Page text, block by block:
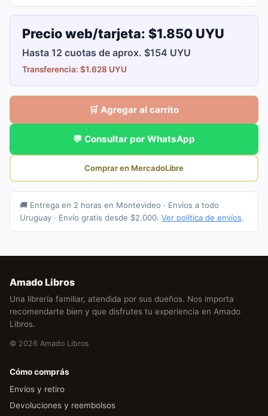
Precio web/tarjeta: $1.850 UYU
Hasta 12 cuotas de aprox. $154 UYU
Transferencia: $1.628 UYU
🛒 Agregar al carrito
💬 Consultar por WhatsApp
Comprar en MercadoLibre
🚚 Entrega en 2 horas en Montevideo · Envíos a todo
Uruguay · Envío gratis desde $2.000. Ver política de envíos.
Amado Libros
Una librería familiar, atendida por sus dueños. Nos importa
recomendarte bien y que disfrutes tu experiencia en Amado
Libros.
© 2026 Amado Libros
Cómo comprás
Envíos y retiro
Devoluciones y reembolsos